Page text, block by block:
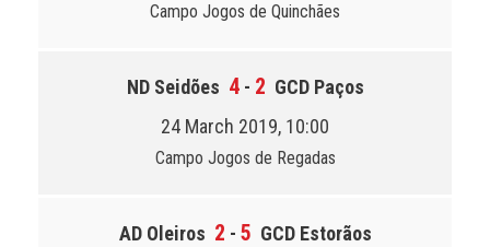
Campo Jogos de Quinchães
ND Seidões 4- 2 GCD Paços
24 March 2019, 10:00
Campo Jogos de Regadas
AD Oleiros 2 - 5 GCD Estorãos